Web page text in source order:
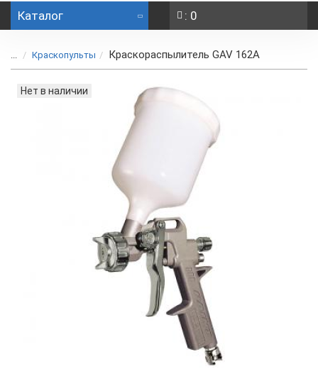
Каталог : 0
... Краскопульты Краскораспылитель GAV 162А
Нет в наличии